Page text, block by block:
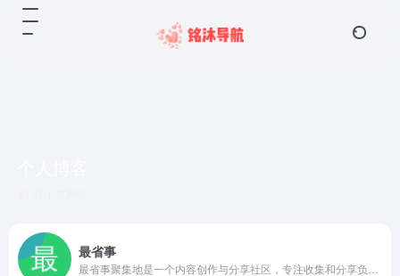
最省事